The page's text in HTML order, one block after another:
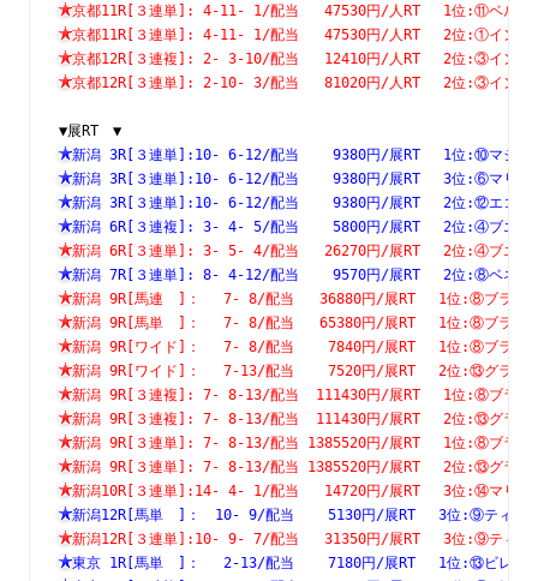
京都11R[３連単]: 4-11- 1/配当   47530円/人RT　 1位:⑪ベル
京都11R[３連単]: 4-11- 1/配当   47530円/人RT　 2位:①イン
京都12R[３連複]: 2- 3-10/配当   12410円/人RT
京都12R[３連単]: 2-10- 3/配当   81020円/人RT
▼展RT　▼
新潟 3R[３連単]:10- 6-12/配当    9380円/展RT　
新潟 3R[３連単]:10- 6-12/配当    9380円/展RT　 3
新潟 3R[３連単]:10- 6-12/配当    9380円/展RT
新潟 6R[３連複]: 3- 4- 5/配当    5800円/展RT　 2位
新潟 6R[３連単]: 3- 5- 4/配当   26270円/展RT　 2位
新潟 7R[３連単]: 8- 4-12/配当    9570円/展RT
新潟 9R[馬連　]：　 7- 8/配当   36880円/展RT　 1位:⑧ブラッ
新潟 9R[馬単　]：　 7- 8/配当   65380円/展RT　 1位:⑧ブラッ
新潟 9R[ワイド]：　 7- 8/配当    7840円/展RT　 1位:⑧ブラッ
新潟 9R[ワイド]：　 7-13/配当    7520円/展RT　 2位:⑬グラン
新潟 9R[３連複]: 7- 8-13/配当  111430円/展RT　 1位:⑧ブラ
新潟 9R[３連複]: 7- 8-13/配当  111430円/展RT　 2位:⑬グラ
新潟 9R[３連単]: 7- 8-13/配当 1385520円/展RT　 1位:⑧ブラ
新潟 9R[３連単]: 7- 8-13/配当 1385520円/展RT　 2位:⑬グラ
新潟10R[３連単]:14- 4- 1/配当   14720円/展RT　 3位:⑭マリア
新潟12R[馬単　]：　10- 9/配当    5130円/展RT　
新潟12R[３連単]:10- 9- 7/配当   31350円/展RT　
東京 1R[馬単　]：　 2-13/配当    7180円/展RT　 1